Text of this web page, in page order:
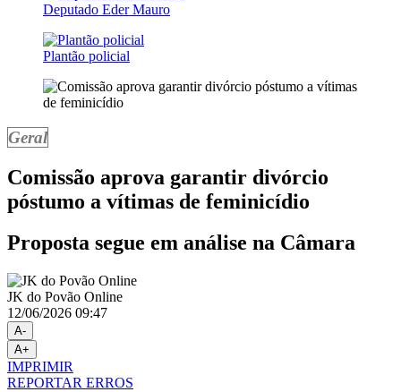
Deputado Eder Mauro
Plantão policial
Geral
Comissão aprova garantir divórcio
póstumo a vítimas de feminicídio
Proposta segue em análise na Câmara
JK do Povão Online
12/06/2026 09:47
A-
A+
IMPRIMIR
REPORTAR ERROS